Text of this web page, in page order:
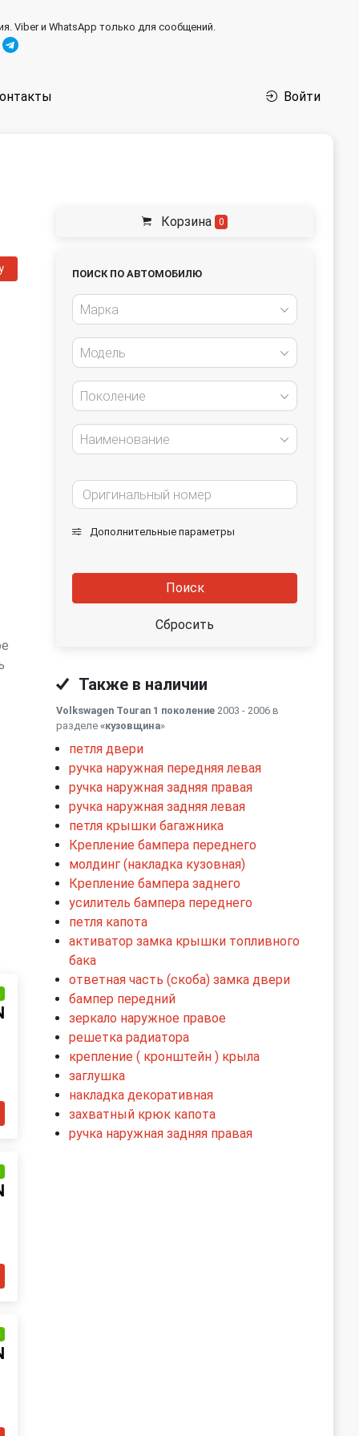
Viber и WhatsApp только для сообщений.
Войти
Корзина 0
ПОИСК ПО АВТОМОБИЛЮ
Марка
Модель
Поколение
Наименование
Дополнительные параметры
Поиск
Сбросить
Также в наличии
Volkswagen Touran 1 поколение 2003 - 2006 в
разделе «кузовщина»
петля двери
ручка наружная передняя левая
ручка наружная задняя правая
ручка наружная задняя левая
петля крышки багажника
Крепление бампера переднего
молдинг (накладка кузовная)
Крепление бампера заднего
усилитель бампера переднего
петля капота
активатор замка крышки топливного
бака
ответная часть (скоба) замка двери
бампер передний
зеркало наружное правое
решетка радиатора
крепление ( кронштейн ) крыла
заглушка
накладка декоративная
захватный крюк капота
ручка наружная задняя правая